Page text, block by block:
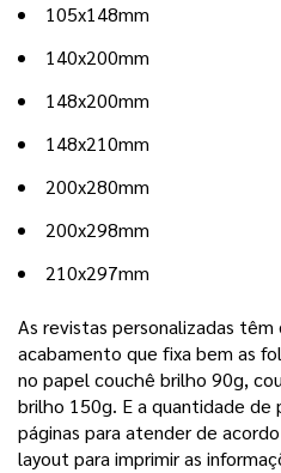
105x148mm
140x200mm
148x200mm
148x210mm
200x280mm
200x298mm
210x297mm
As revistas personalizadas
acabamento que fixa bem as
no papel couchê brilho 90g,
brilho 150g. E a quantidade de
páginas para atender de
layout para imprimir as